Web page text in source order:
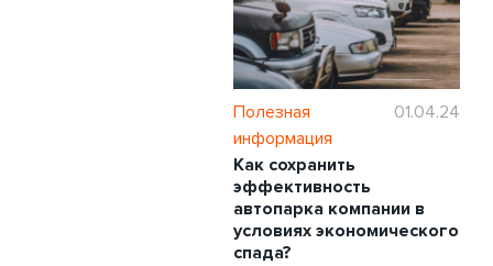
Полезная
информация
01.04.24
Как сохранить
эффективность
автопарка компании в
условиях экономического
спада?